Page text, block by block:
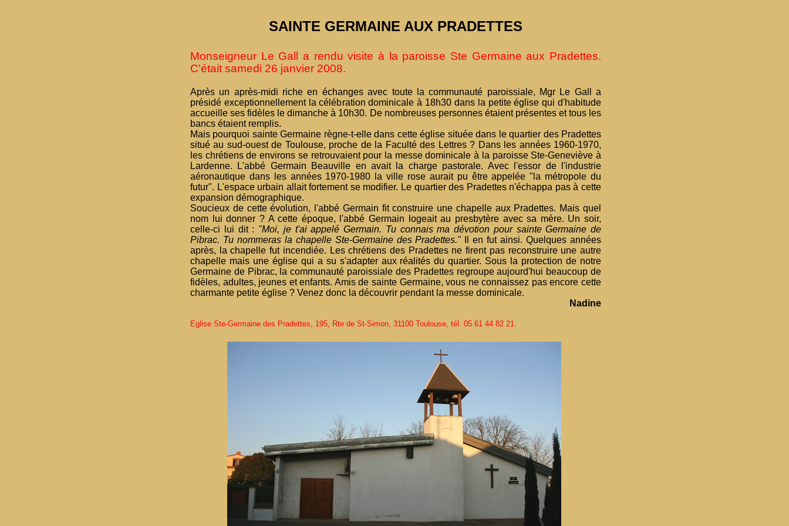
SAINTE GERMAINE AUX PRADETTES
Monseigneur Le Gall a rendu visite à la paroisse Ste Germaine aux Pradettes.
C'était samedi 26 janvier 2008.
Après un après-midi riche en échanges avec toute la communauté paroissiale, Mgr Le Gall a
présidé exceptionnellement la célébration dominicale à 18h30 dans la petite église qui d'habitude
accueille ses fidèles le dimanche à 10h30. De nombreuses personnes étaient présentes et tous les
bancs étaient remplis.
Mais pourquoi sainte Germaine règne-t-elle dans cette église située dans le quartier des Pradettes
situé au sud-ouest de Toulouse, proche de la Faculté des Lettres ? Dans les années 1960-1970,
les chrétiens de environs se retrouvaient pour la messe dominicale à la paroisse Ste-Geneviève à
Lardenne. L'abbé Germain Beauville en avait la charge pastorale. Avec l'essor de l'industrie
aéronautique dans les années 1970-1980 la ville rose aurait pu être appelée "la métropole du
futur". L'espace urbain allait fortement se modifier. Le quartier des Pradettes n'échappa pas à cette
expansion démographique.
Soucieux de cette évolution, l'abbé Germain fit construire une chapelle aux Pradettes. Mais quel
nom lui donner ? A cette époque, l'abbé Germain logeait au presbytère avec sa mère. Un soir,
celle-ci lui dit : "Moi, je t'ai appelé Germain. Tu connais ma dévotion pour sainte Germaine de
Pibrac. Tu nommeras la chapelle Ste-Germaine des Pradettes."
Il en fut ainsi. Quelques années
après, la chapelle fut incendiée. Les chrétiens des Pradettes ne firent pas reconstruire une autre
chapelle mais une église qui a su s'adapter aux réalités du quartier. Sous la protection de notre
Germaine de Pibrac, la communauté paroissiale des Pradettes regroupe aujourd'hui beaucoup de
fidèles, adultes, jeunes et enfants. Amis de sainte Germaine, vous ne connaissez pas encore cette
charmante petite église ? Venez donc la découvrir pendant la messe dominicale.
Nadine
Eglise Ste-Germaine des Pradettes, 195, Rte de St-Simon, 31100 Toulouse, tél. 05 61 44 82 21.